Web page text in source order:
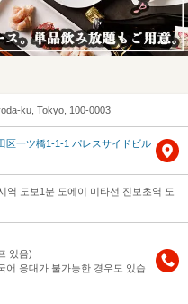
ku, Tokyo, 100-0003
区一ツ橋1-1-1 パレスサイドビル
역 도보1분 도에이 미타선 진보초역 도
있음)
어 응대가 불가능한 경우도 있습